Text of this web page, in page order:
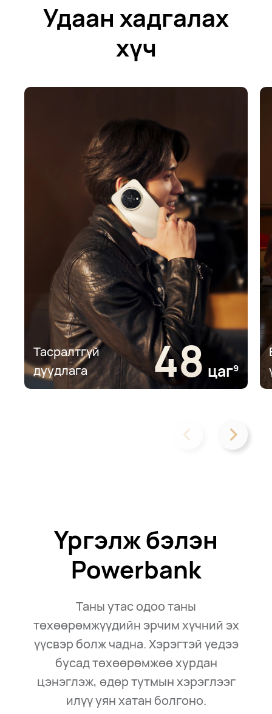
Удаан хадгалах
хүч
Тасралтгүй
дуудлага
48 цаг⁠9
Үргэлж бэлэн
Powerbank
Таны утас одоо таны
төхөөрөмжүүдийн эрчим хүчний эх
үүсвэр болж чадна.Хэрэгтэй үедээ
бусад төхөөрөмжөө хурдан
цэнэглэж, өдөр тутмын хэрэглээг
илүү уян хатан болгоно.